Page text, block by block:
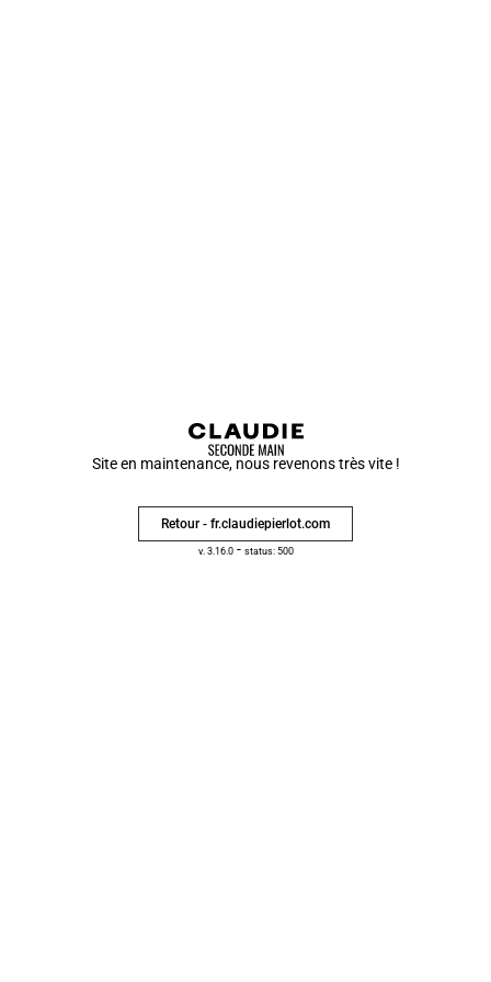
Site en maintenance, nous revenons très vite !
Retour - fr.claudiepierlot.com
v. 3.16.0- status: 500